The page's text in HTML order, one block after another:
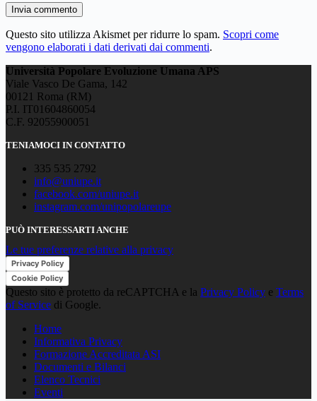
Invia commento
Questo sito utilizza Akismet per ridurre lo spam. Scopri come
vengono elaborati i dati derivati dai commenti.
Università Popolare Evoluzione Umana APS
Viale Vasco De Gama, 142
00121 Roma (RM)
P.I. IT01604860054
C.F. 92055900051
TENIAMOCI IN CONTATTO
335 535 2792
info@uniupe.it
facebook.com/uniupe.it
instagram.com/unipopolareupe
PUÒ INTERESSARTI ANCHE
Le tue preferenze relative alla privacy
Privacy Policy
Cookie Policy
Questo sito è protetto da reCAPTCHA e la Privacy Policy e Terms
of Service di Google.
Home
Informativa Privacy
Formazione Accreditata ASI
Documenti e Bilanci
Elenco Tecnici
Eventi